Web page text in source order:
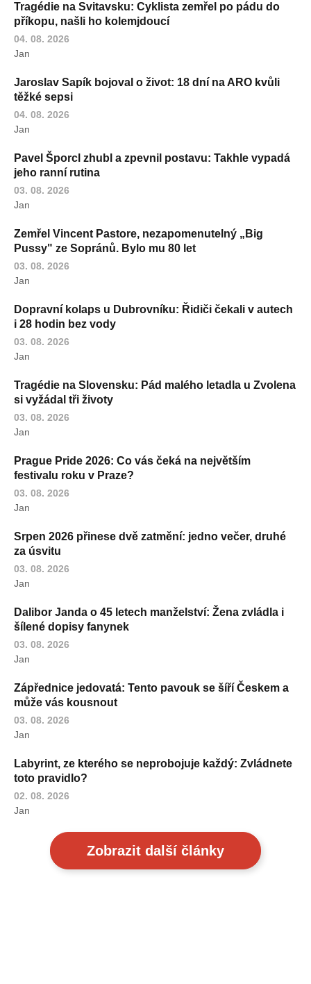
Tragédie na Svitavsku: Cyklista zemřel po pádu do
příkopu, našli ho kolemjdoucí
04. 08. 2026
Jan
Jaroslav Sapík bojoval o život: 18 dní na ARO kvůli
těžké sepsi
04. 08. 2026
Jan
Pavel Šporcl zhubl a zpevnil postavu: Takhle vypadá
jeho ranní rutina
03. 08. 2026
Jan
Zemřel Vincent Pastore, nezapomenutelný „Big
Pussy" ze Sopránů. Bylo mu 80 let
03. 08. 2026
Jan
Dopravní kolaps u Dubrovníku: Řidiči čekali v autech
i 28 hodin bez vody
03. 08. 2026
Jan
Tragédie na Slovensku: Pád malého letadla u Zvolena
si vyžádal tři životy
03. 08. 2026
Jan
Prague Pride 2026: Co vás čeká na největším
festivalu roku v Praze?
03. 08. 2026
Jan
Srpen 2026 přinese dvě zatmění: jedno večer, druhé
za úsvitu
03. 08. 2026
Jan
Dalibor Janda o 45 letech manželství: Žena zvládla i
šílené dopisy fanynek
03. 08. 2026
Jan
Zápřednice jedovatá: Tento pavouk se šíří Českem a
může vás kousnout
03. 08. 2026
Jan
Labyrint, ze kterého se neprobojuje každý: Zvládnete
toto pravidlo?
02. 08. 2026
Jan
Zobrazit další články